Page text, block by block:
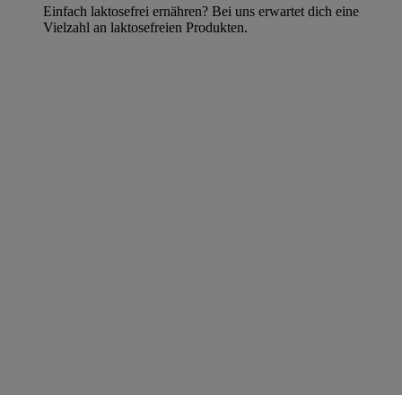
Einfach laktosefrei ernähren? Bei uns erwartet dich eine
Vielzahl an laktosefreien Produkten.